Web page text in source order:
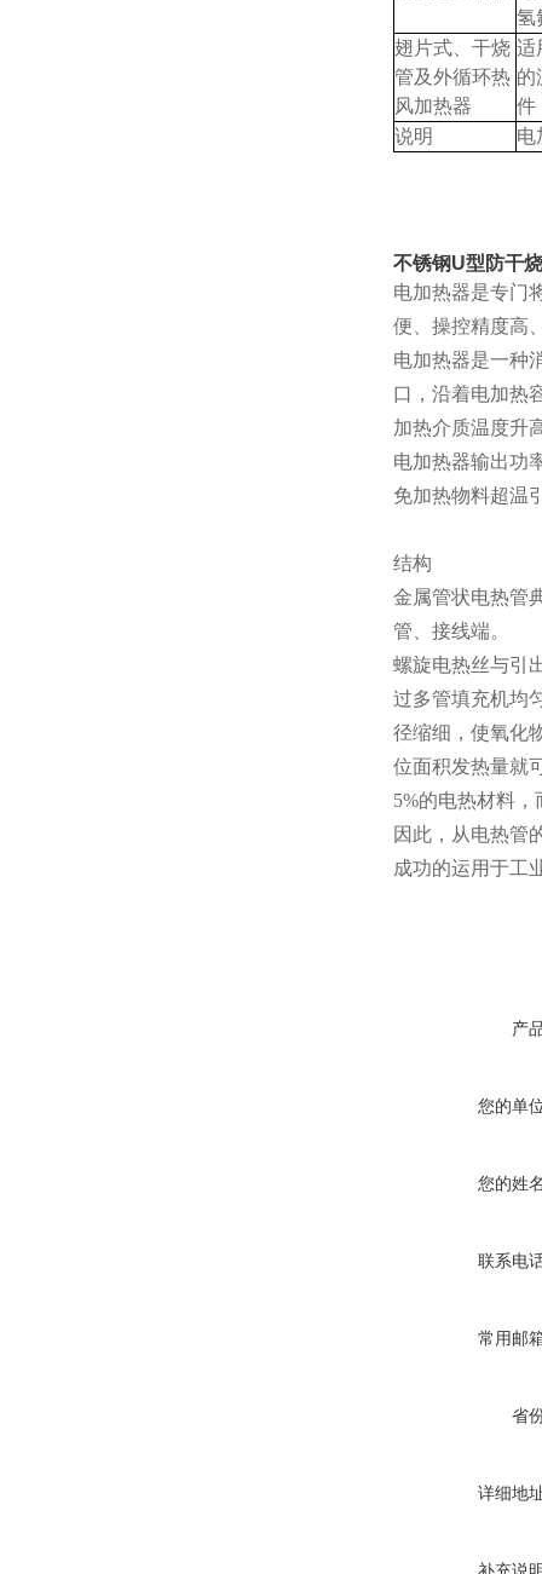
氢
翅片式、干烧
管及外循环热
风加热器
适
的
件
说明
电
不锈钢U型防干
电加热器是专门
便、操控精度高
电加热器是一种
口，沿着电加热
加热介质温度升
电加热器输出功
免加热物料超温
结构
金属管状电热管
管、接线端。
螺旋电热丝与引
过多管填充机均
径缩细，使氧化
位面积发热量就
5%的电热材料
因此，从电热管
成功的运用于工
产
您的单
您的姓
联系电
常用邮
省
详细地